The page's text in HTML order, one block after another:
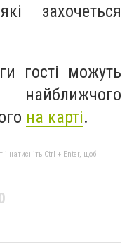
захочеться
гості можуть
на карті.
натисніть Ctrl + Enter, щоб